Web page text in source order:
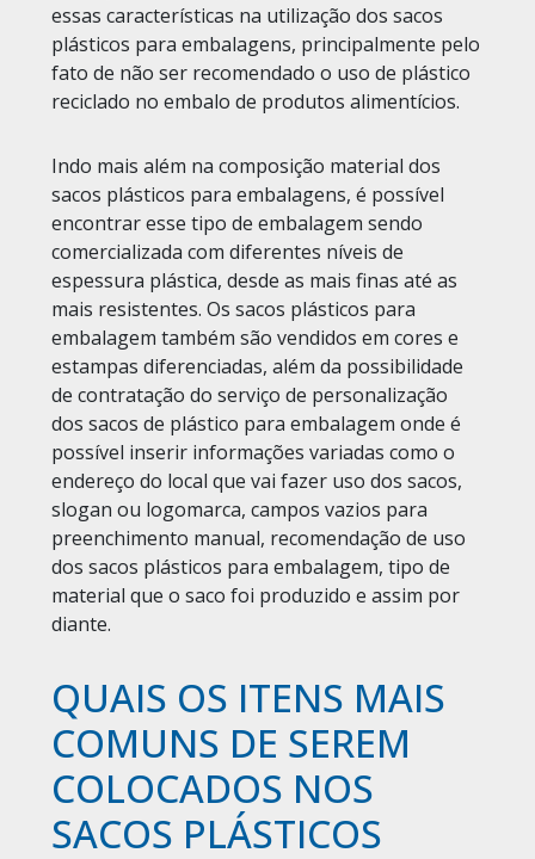
essas características na utilização dos sacos
plásticos para embalagens, principalmente pelo
fato de não ser recomendado o uso de plástico
reciclado no embalo de produtos alimentícios.
Indo mais além na composição material dos
sacos plásticos para embalagens, é possível
encontrar esse tipo de embalagem sendo
comercializada com diferentes níveis de
espessura plástica, desde as mais finas até as
mais resistentes. Os sacos plásticos para
embalagem também são vendidos em cores e
estampas diferenciadas, além da possibilidade
de contratação do serviço de personalização
dos sacos de plástico para embalagem onde é
possível inserir informações variadas como o
endereço do local que vai fazer uso dos sacos,
slogan ou logomarca, campos vazios para
preenchimento manual, recomendação de uso
dos sacos plásticos para embalagem, tipo de
material que o saco foi produzido e assim por
diante.
QUAIS OS ITENS MAIS
COMUNS DE SEREM
COLOCADOS NOS
SACOS PLÁSTICOS